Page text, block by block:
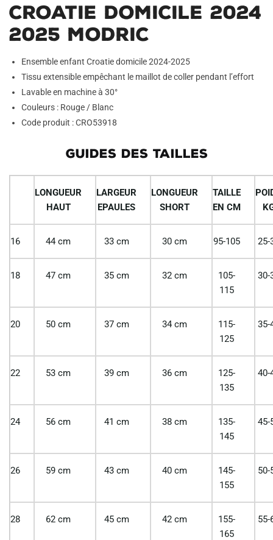
Croatie Domicile 2024
2025 Modric
Ensemble enfant Croatie domicile 2024-2025
Tissu extensible empêchant le maillot de coller pendant l’effort
Lavable en machine à 30°
Couleurs : Rouge / Blanc
Code produit : CRO53918
GUIDES DES TAILLES
LONGUEUR
HAUT
LARGEUR
EPAULES
LONGUEUR
SHORT
TAILLE
EN CM
16 44 cm 33 cm 30 cm 95-105 25-
18 47 cm 35 cm 32 cm
105-
115
30-
20 50 cm 37 cm 34 cm
115-
125
35-
22 53 cm 39 cm 36 cm
125-
135
40-
24 56 cm 41 cm 38 cm
135-
145
45-
26 59 cm 43 cm 40 cm
145-
155
50-
28 62 cm 45 cm 42 cm
155-
165
55-